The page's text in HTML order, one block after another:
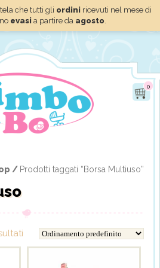
che tutti gli ordini ricevuti nel mese di
evasi a partire da agosto.
0
/ Prodotti taggati “Borsa Multiuso”